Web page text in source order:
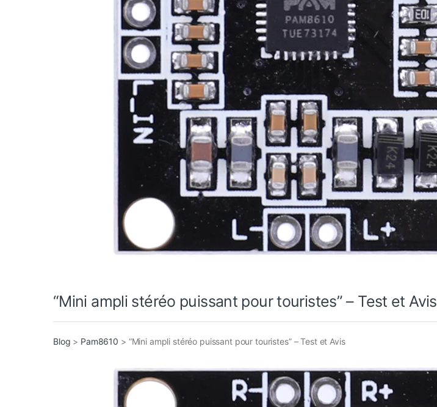
“Mini ampli stéréo puissant pour touristes” – Test et Avis
Blog > Pam8610 > “Mini ampli stéréo puissant pour touristes” – Test et Avis